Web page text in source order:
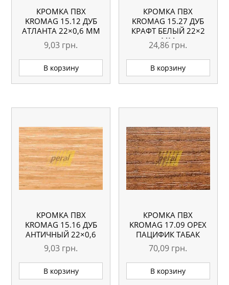
КРОМКА ПВХ
KROMAG 15.12 ДУБ
АТЛАНТА 22×0,6 ММ
9,03 грн.
В корзину
КРОМКА ПВХ
KROMAG 15.27 ДУБ
КРАФТ БЕЛЫЙ 22×2
ММ
24,86 грн.
В корзину
КРОМКА ПВХ
KROMAG 15.16 ДУБ
АНТИЧНЫЙ 22×0,6
ММ
9,03 грн.
В корзину
КРОМКА ПВХ
KROMAG 17.09 ОРЕХ
ПАЦИФИК ТАБАК
42×2 ММ
70,09 грн.
В корзину